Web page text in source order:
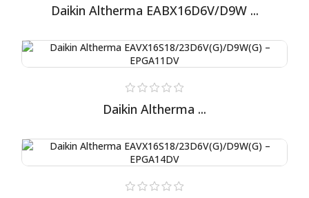
Daikin Altherma EABX16D6V/D9W ...
Daikin Altherma ...